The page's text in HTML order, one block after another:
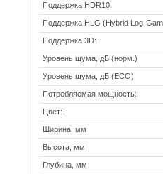
Поддержка HDR10:
Поддержка HLG (Hybrid Log-
Поддержка 3D:
Уровень шума, дБ (норм.)
Уровень шума, дБ (ЕСО)
Потребляемая мощность:
Цвет:
Ширина, мм
Высота, мм
Глубина, мм